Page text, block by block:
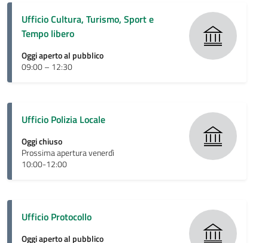
Ufficio Cultura, Turismo, Sport e
Tempo libero
Oggi aperto al pubblico
09:00 – 12:30
Ufficio Polizia Locale
Oggi chiuso
Prossima apertura venerdì
10:00-12:00
Ufficio Protocollo
Oggi aperto al pubblico